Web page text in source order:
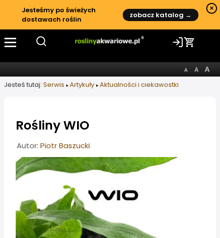
Jesteśmy po świeżych
dostawach roślin
zobacz katalog →
×
Jesteś tutaj: Serwis Artykuły Aktualności i ciekawostki
Rośliny WIO
Informacje o artykule
Autor: Piotr Baszucki